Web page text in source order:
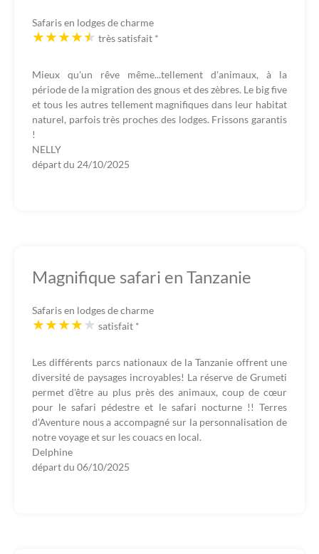
Safaris en lodges de charme
très satisfait *
Mieux qu'un rêve même...tellement d'animaux, à la
période de la migration des gnous et des zèbres. Le big five
et tous les autres tellement magnifiques dans leur habitat
naturel, parfois très proches des lodges. Frissons garantis
!
NELLY
départ du 24/10/2025
Magnifique safari en Tanzanie
Safaris en lodges de charme
satisfait *
Les différents parcs nationaux de la Tanzanie offrent une
diversité de paysages incroyables! La réserve de Grumeti
permet d'être au plus près des animaux, coup de cœur
pour le safari pédestre et le safari nocturne !! Terres
d'Aventure nous a accompagné sur la personnalisation de
notre voyage et sur les couacs en local.
Delphine
départ du 06/10/2025